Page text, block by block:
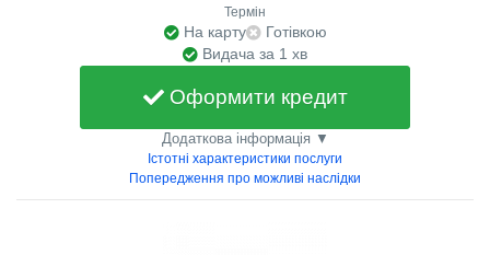
Термін
На карту
Готівкою
Видача за 1 хв
Оформити кредит
Додаткова інформація ▼
Істотні характеристики послуги
Попередження про можливі наслідки